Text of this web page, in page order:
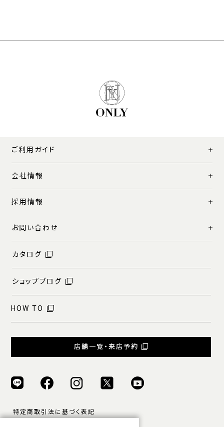
ご利用ガイド
会社情報
採用情報
お問い合わせ
カタログ
ショップブログ
HOW TO
店舗一覧・来店予約
特定商取引法に基づく表記